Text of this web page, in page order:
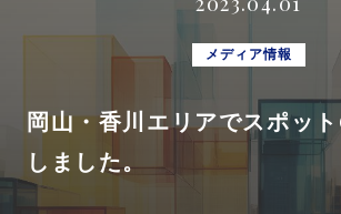
個人のお客様
トップページ
ACN不動産について
メディア情報
岡山・香川エリアでスポッ
しました。